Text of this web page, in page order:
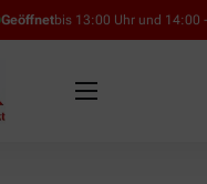
Geöffnetbis 13:00 Uhr und 14:00